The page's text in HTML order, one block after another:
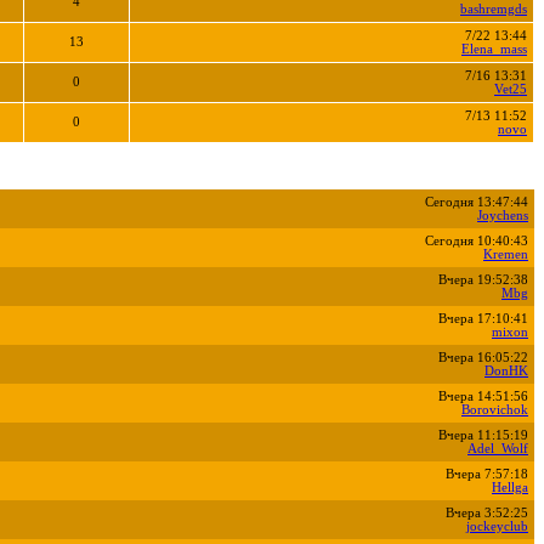
bashremgds
13
7/22 13:44
Elena_mass
0
7/16 13:31
Vet25
0
7/13 11:52
novo
Сегодня 13:47:44
Joychens
Сегодня 10:40:43
Kremen
Вчера 19:52:38
Mbg
Вчера 17:10:41
mixon
Вчера 16:05:22
DonHK
Вчера 14:51:56
Borovichok
Вчера 11:15:19
Adel_Wolf
Вчера 7:57:18
Hellga
Вчера 3:52:25
jockeyclub